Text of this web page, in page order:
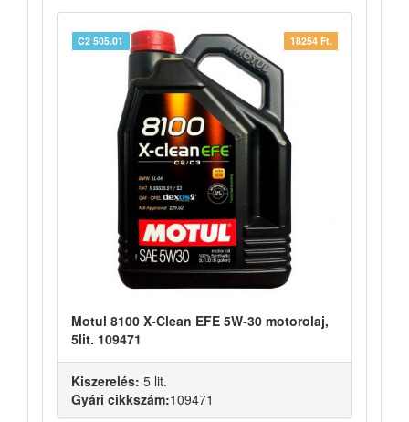
Motul 8100 X-Clean EFE 5W-30 motorolaj,
5lit. 109471
18254 Ft.
C2 505.01
Kiszerelés: 5 lit.
Gyári cikkszám:109471